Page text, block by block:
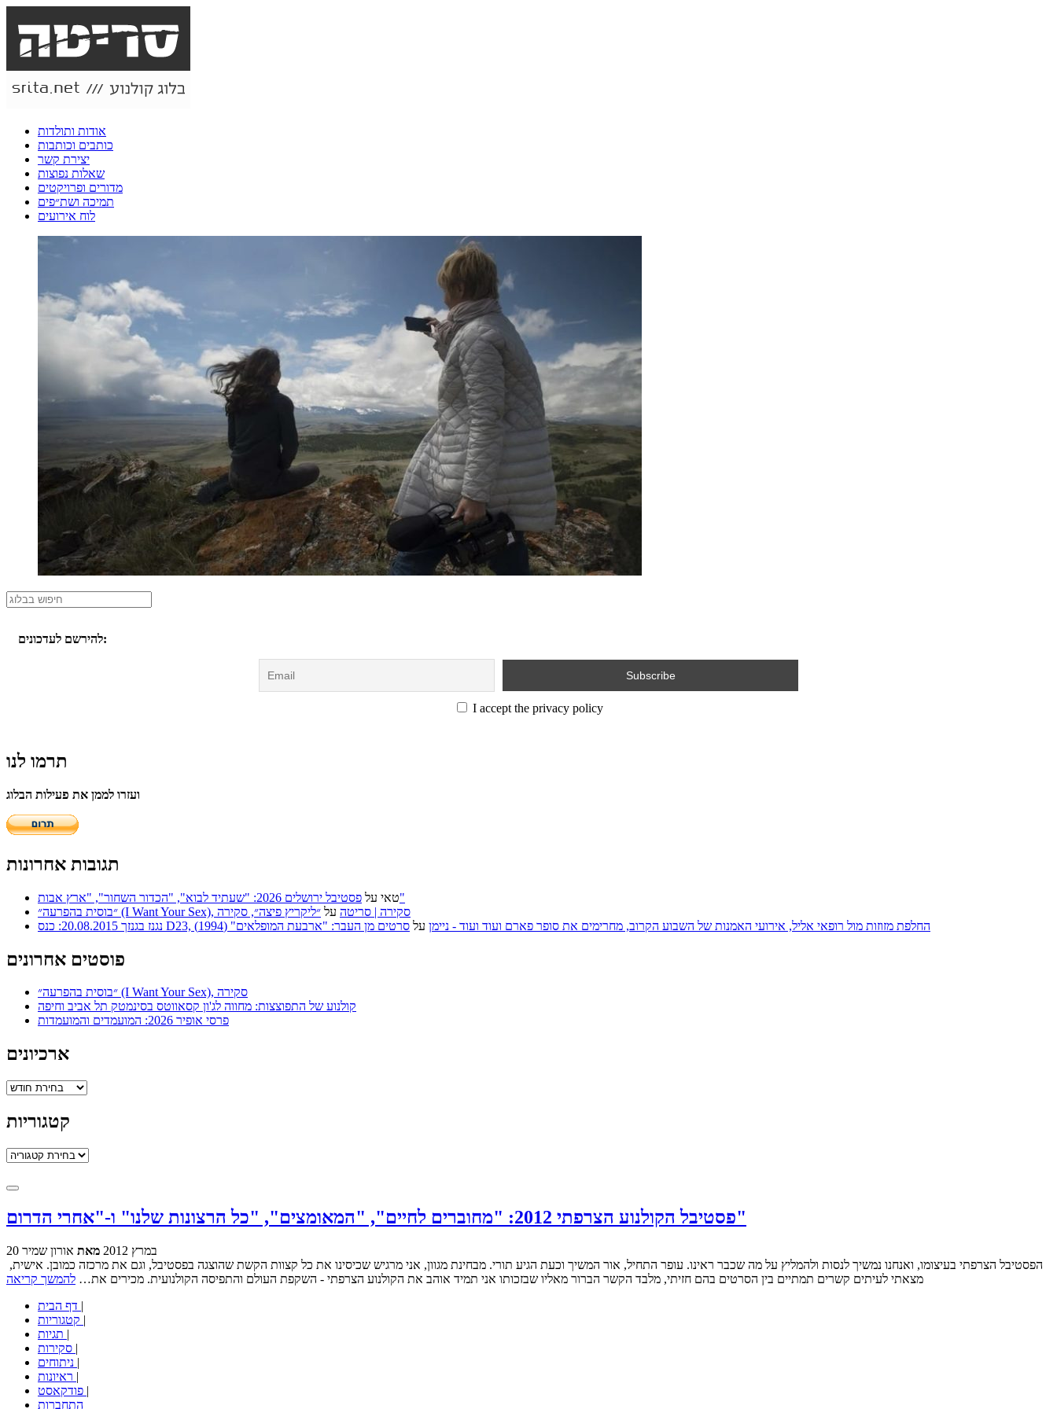
אודות ותולדות
כותבים וכותבות
יצירת קשר
שאלות נפוצות
מדורים ופרויקטים
תמיכה ושת״פים
לוח אירועים
להירשם לעדכונים:
I accept the privacy policy
תרמו לנו
ועזרו לממן את פעילות הבלוג
תגובות אחרונות
טאי על
פסטיבל ירושלים 2026: "שעתיד לבוא", "הכדור השחור", "ארץ אבות"
״בוסית בהפרעה״ (I Want Your Sex), סקירה | סריטה על ״ליקריץ פיצה״, סקירה
נגנז בגנזך 20.08.2015: כנס D23, החלפת מזוזות מול רופאי אליל, אירועי האמנות של השבוע הקרוב, מחרימים את סופר פארם ועוד ועוד - ניימן על סרטים מן העבר: "ארבעת המופלאים" (1994)
פוסטים אחרונים
״בוסית בהפרעה״ (I Want Your Sex), סקירה
קולנוע של התפוצצות: מחווה לג'ון קסאווטס בסינמטק תל אביב וחיפה
פרסי אופיר 2026: המועמדים והמועמדות
ארכיונים
ארכיונים
קטגוריות
קטגוריות
פסטיבל הקולנוע הצרפתי 2012: "מחוברים לחיים", "המאומצים", "כל הרצונות שלנו" ו-"אחרי הדרום"
20 במרץ 2012 מאת אורון שמיר
מצאתי לעיתים קשרים תמתיים בין הסרטים בהם חזיתי, מלבד הקשר הברור מאליו שבזכותו אני תמיד אוהב את הקולנוע הצרפתי - השקפת העולם והתפיסה הקולנועית. מכירים את… להמשך קריאה
|
|
|
|
|
|
|
התחברות